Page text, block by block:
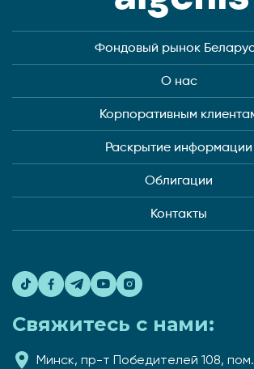
Фондовый рынок
О нас
Корпоративным
Раскрытие информации
Облигации
Контакты
Свяжитесь с нами:
Минск, пр-т Победителей 108, пом.